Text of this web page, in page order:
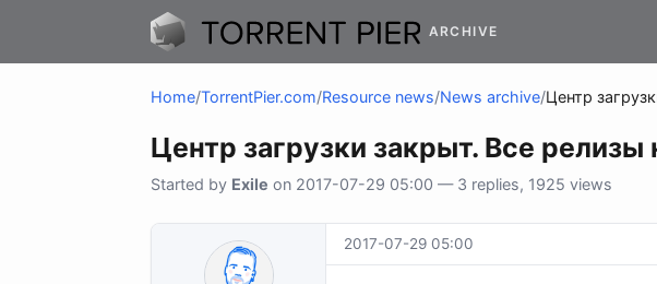
ARCHIVE
Home/TorrentPier.com/Resource news/News archive/Центр
Центр загрузки закрыт. Все релизы
Started by Exile on 2017-07-29 05:00 — 3 replies, 1925 views
2017-07-29 05:00